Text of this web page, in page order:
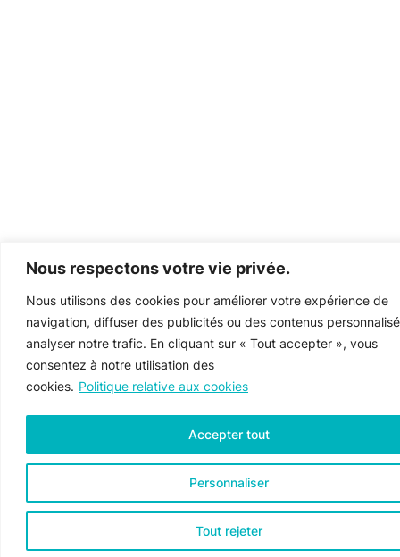
Nous respectons votre vie privée.
Nous utilisons des cookies pour améliorer votre expérience de
navigation, diffuser des publicités ou des contenus
analyser notre trafic. En cliquant sur « Tout accepter », vous
consentez à notre utilisation des
cookies. Politique relative aux cookies
Personnaliser
Tout rejeter
Accepter tout